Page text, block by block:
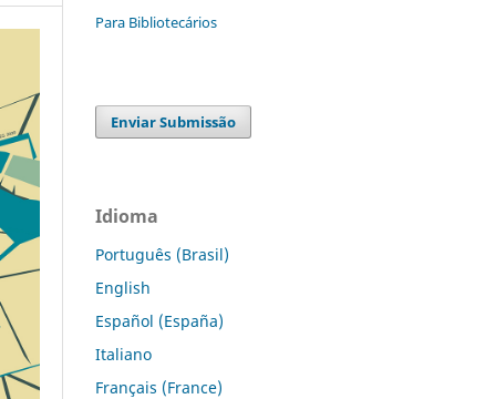
Para Bibliotecários
Enviar Submissão
Idioma
Português (Brasil)
English
Español (España)
Italiano
Français (France)